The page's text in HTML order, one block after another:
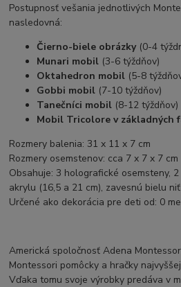
Postupnosť vešania jednotlivých
nasledovná:
Čierno-biele obrázky(0-4
Munari mobil (3-6 týždňov)
Oktahedron mobil (5-8
Gobbi mobil (7-10 týždňov)
Tanečníci mobil (8-12 týždňov)
Mobil Tricolore v základných
Rozmery balenia: 31 x 11 x 7 cm
Rozmery osemstenov: cca 7 x 7 x 7 cm
Obsahuje: 3 holografické osemsteny,
akrylu (16,5 a 21 cm), zavesnú bielu
Určené ako dekorácia pre deti od: 0
Americká spoločnosť Adena
Montessori pomôcky a hračky
Vďaka tomu svoje výrobky predáva v